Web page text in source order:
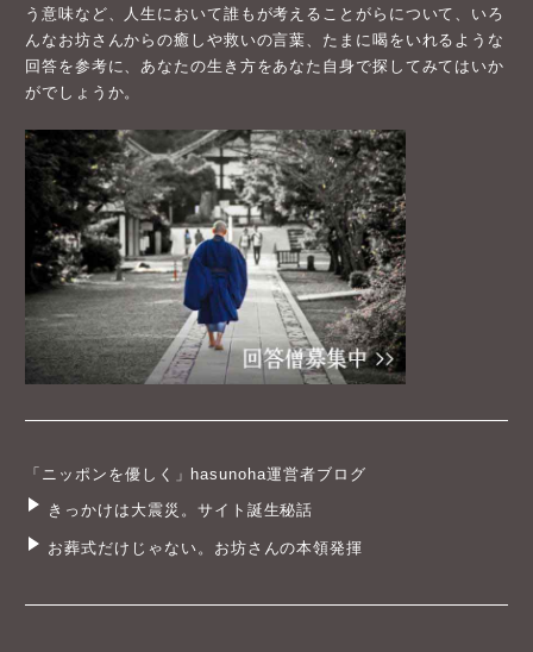
う意味など、人生において誰もが考えることがらについて、いろ
んなお坊さんからの癒しや救いの言葉、たまに喝をいれるような
回答を参考に、あなたの生き方をあなた自身で探してみてはいか
がでしょうか。
「ニッポンを優しく」hasunoha運営者ブログ
きっかけは大震災。サイト誕生秘話
お葬式だけじゃない。お坊さんの本領発揮